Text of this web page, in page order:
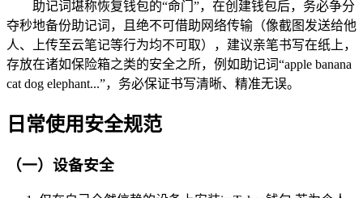
助记词堪称恢复钱包的“命门”，在创建钱包后，务必争分
夺秒地备份助记词，且绝不可借助网络传输（像截图发送给他
人、上传至云笔记等行为均不可取），建议亲笔书写在纸上，
存放在诸如保险箱之类的安全之所，例如助记词“apple banana
cat dog elephant...”，务必保证书写清晰、精准无误。
日常使用安全规范
（一）设备安全